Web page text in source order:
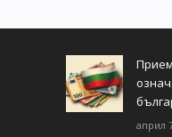
април